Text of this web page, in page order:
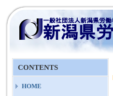
CONTENTS
HOME